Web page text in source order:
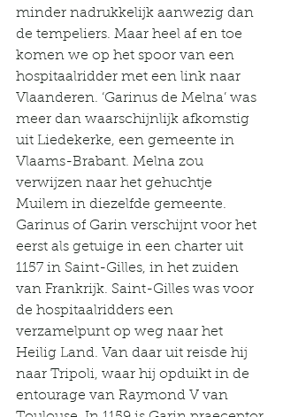
minder nadrukkelijk aanwezig dan
de tempeliers. Maar heel af en toe
komen we op het spoor van een
hospitaalridder met een link naar
Vlaanderen. ‘Garinus de Melna’ was
meer dan waarschijnlijk afkomstig
uit Liedekerke, een gemeente in
Vlaams-Brabant. Melna zou
verwijzen naar het gehuchtje
Muilem in diezelfde gemeente.
Garinus of Garin verschijnt voor het
eerst als getuige in een charter uit
1157 in Saint-Gilles, in het zuiden
van Frankrijk. Saint-Gilles was voor
de hospitaalridders een
verzamelpunt op weg naar het
Heilig Land. Van daar uit reisde hij
naar Tripoli, waar hij opduikt in de
entourage van Raymond V van